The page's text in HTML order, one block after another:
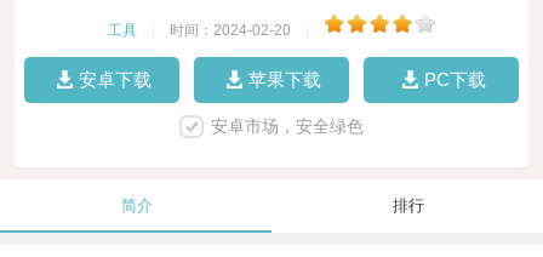
工具 时间：2024-02-20
安卓下载 苹果下载 PC下载
安卓市场，安全绿色
简介 排行